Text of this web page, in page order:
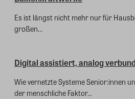
Es ist längst nicht mehr nur für
großen...
Digital assistiert, analog
Wie vernetzte Systeme Senior:innen
der menschliche Faktor...